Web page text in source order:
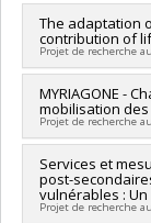
Lead
Co-researchers :
Jerbi
Grant programs:
The adaptation
contribution of
Projet de recherche
Lead researcher
Co-researchers :
Dupéré
Funding sources:
humaines du
Grant programs:
MYRIAGONE -
mobilisation
Projet de recherche
Lead
Nancy
Funding sources:
Services et
post-
vulnérables :
Projet de recherche